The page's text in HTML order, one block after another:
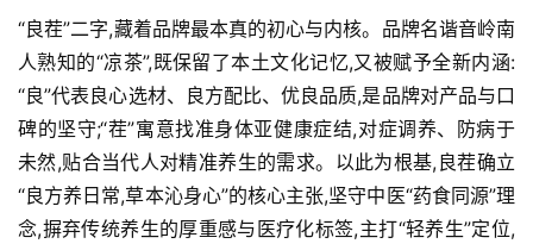
“良茬”二字,藏着品牌最本真的初心与内核。品牌名谐音岭南
人熟知的“凉茶”,既保留了本土文化记忆,又被赋予全新内涵:
“良”代表良心选材、良方配比、优良品质,是品牌对产品与口
碑的坚守;“茬”寓意找准身体亚健康症结,对症调养、防病于
未然,贴合当代人对精准养生的需求。以此为根基,良茬确立
“良方养日常,草本沁身心”的核心主张,坚守中医“药食同源”理
念,摒弃传统养生的厚重感与医疗化标签,主打“轻养生”定位,